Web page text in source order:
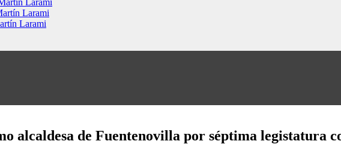
Larami
Larami
Larami
alcaldesa de Fuentenovilla por séptima legistatura